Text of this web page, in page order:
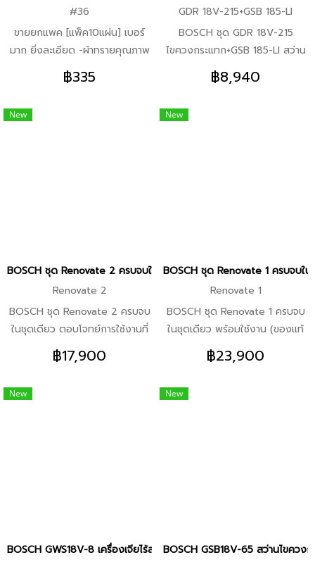
#36
ขายยกแพค [แพ็ค10แผ่น] เบอร์
มาก ยิ่งละเอียด -ผ้าทรายคุณภาพ
ดี ยึดติดด้วยกาวคุณภาพสูง
-ใช้ได้ทั้งงานเหล็ก สแตนเลส และ
-ใช้ได้กับเครื่องเจียรทุกยี่ห้อ
฿335
GDR 18V-215+GSB 185-LI
BOSCH ชุด GDR 18V-215
ไขควงกระแทก+GSB 185-LI สว่าน
กระแทก+ชุด X-line 100 ชิ้น สุด
คุ้ม คุณสมบัติ GDR 18V-215
ทางเลือกแรกสำหรับงานขันสกรูที่
โหมดขันอัตโนมัติสองโหมด พร้อม
ระบบหยุดและลดความเร็วอัตโนมัติ
GSB 185LI สว่านกระแทกไร้สาย
-ทำงานได้มากขึ้นอย่างไร้ขีดจำกัด
-ขนาดกะทัดรัดยิ่งกว่าเดิมพร้อม
ด้วยมอเตอร์ไร้แปรงถ่านและ
ประสิทธิภาพทรงพลัง -ควบคุมและ
ใช้งานง่ายด้วยดีไซน์ขนาดกะทัดรัด
แคบไม่ว่าจะเป็นงานขันสกรูในไม้
฿8,940
New
BOSCH ชุด Renovate 2 ครบจบในชุดเดียว ตอบโจทย์การใช้งานที่หลา
Renovate 2
BOSCH ชุด Renovate 2 ครบจบ
ในชุดเดียว ตอบโจทย์การใช้งานที่
หลากหลาย (ของแท้ประกันศูนย์/
พร้อมส่ง) สินค้าที่ได้รับในชุด -
185-LI หินเจียรไร้สาย 18V +สว่าน
4.0Ah.*1 ก้อน -กระเป๋าเครื่องมือ
฿17,900
New
BOSCH ชุด Renovate 1 ครบจบ
Renovate 1
BOSCH ชุด Renovate 1 ครบจบ
ในชุดเดียว พร้อมใช้งาน (ของแท้
ประกันศูนย์/พร้อมส่ง) สินค้าที่ได้
รับในชุด -Combo Set GDR 18V-
18V+สว่านกระแทก18V*1 ชุด -
฿23,900
New
BOSCH GWS18V-8 เครื่องเจียไร้สาย กำลังสูงสุด 800w พร้อมตัวเลื
New
BOSCH GSB18V-65 สว่านไขคว